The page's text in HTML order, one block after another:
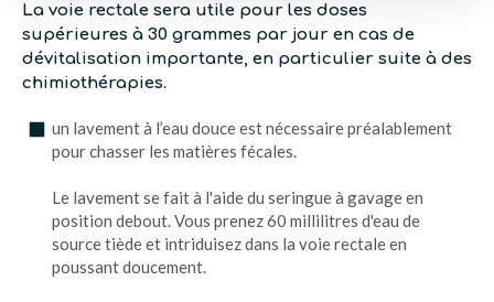
La voie rectale sera utile pour les doses
supérieures à 30 grammes par jour en cas de
dévitalisation importante, en particulier suite à des
chimiothérapies.
un lavement à l’eau douce est nécessaire préalablement
pour chasser les matières fécales.
Le lavement se fait à l'aide du seringue à gavage en
position debout. Vous prenez 60 millilitres d'eau de
source tiède et intriduisez dans la voie rectale en
poussant doucement.